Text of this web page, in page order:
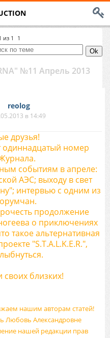
из 1 1
№11 Апрель 2013
reolog
в 14:49
друзья!
одиннадцатый номер
событиям в апреле:
АЭС; выходу в свет
интервью с одним из
продолжение
о приключениях
такое альтернативная
"S.T.A.L.K.E.R.",
своих близких!
нашим авторам статей!
Любовь Александровне
нашей редакции прав